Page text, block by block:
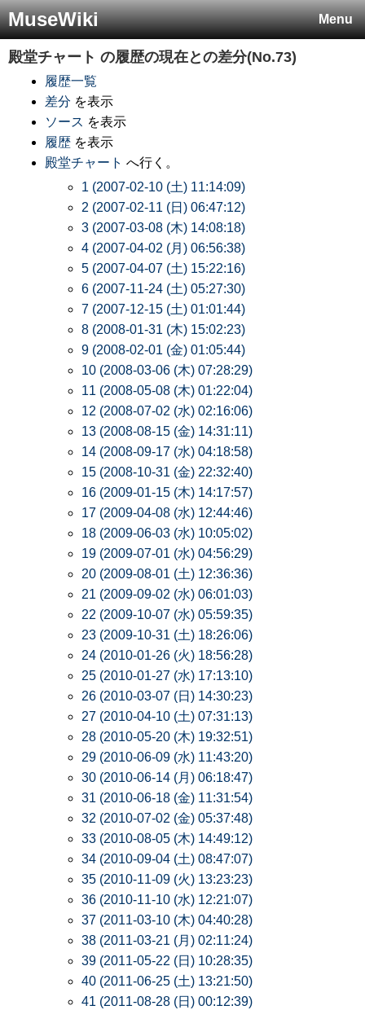
Menu
MuseWiki
殿堂チャート の履歴の現在との差分(No.73)
履歴一覧
差分 を表示
ソース を表示
履歴 を表示
殿堂チャート へ行く。
1 (2007-02-10 (土) 11:14:09)
2 (2007-02-11 (日) 06:47:12)
3 (2007-03-08 (木) 14:08:18)
4 (2007-04-02 (月) 06:56:38)
5 (2007-04-07 (土) 15:22:16)
6 (2007-11-24 (土) 05:27:30)
7 (2007-12-15 (土) 01:01:44)
8 (2008-01-31 (木) 15:02:23)
9 (2008-02-01 (金) 01:05:44)
10 (2008-03-06 (木) 07:28:29)
11 (2008-05-08 (木) 01:22:04)
12 (2008-07-02 (水) 02:16:06)
13 (2008-08-15 (金) 14:31:11)
14 (2008-09-17 (水) 04:18:58)
15 (2008-10-31 (金) 22:32:40)
16 (2009-01-15 (木) 14:17:57)
17 (2009-04-08 (水) 12:44:46)
18 (2009-06-03 (水) 10:05:02)
19 (2009-07-01 (水) 04:56:29)
20 (2009-08-01 (土) 12:36:36)
21 (2009-09-02 (水) 06:01:03)
22 (2009-10-07 (水) 05:59:35)
23 (2009-10-31 (土) 18:26:06)
24 (2010-01-26 (火) 18:56:28)
25 (2010-01-27 (水) 17:13:10)
26 (2010-03-07 (日) 14:30:23)
27 (2010-04-10 (土) 07:31:13)
28 (2010-05-20 (木) 19:32:51)
29 (2010-06-09 (水) 11:43:20)
30 (2010-06-14 (月) 06:18:47)
31 (2010-06-18 (金) 11:31:54)
32 (2010-07-02 (金) 05:37:48)
33 (2010-08-05 (木) 14:49:12)
34 (2010-09-04 (土) 08:47:07)
35 (2010-11-09 (火) 13:23:23)
36 (2010-11-10 (水) 12:21:07)
37 (2011-03-10 (木) 04:40:28)
38 (2011-03-21 (月) 02:11:24)
39 (2011-05-22 (日) 10:28:35)
40 (2011-06-25 (土) 13:21:50)
41 (2011-08-28 (日) 00:12:39)